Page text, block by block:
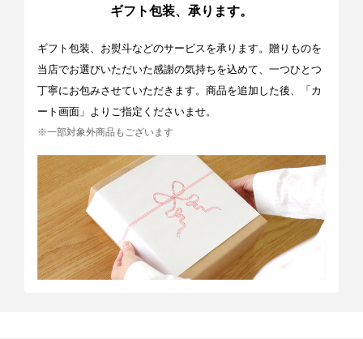
ギフト包装、承ります。
ギフト包装、お熨斗などのサービスを承ります。贈りものを
当店でお選びいただいた感謝の気持ちを込めて、一つひとつ
丁寧にお包みさせていただきます。商品を追加した後、「カ
ート画面」よりご指定くださいませ。
※一部対象外商品もございます